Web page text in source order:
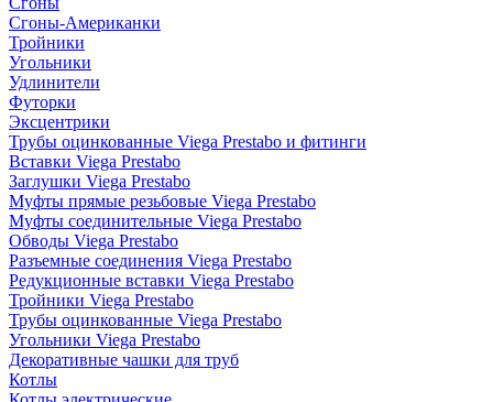
Сгоны-Американки
Тройники
Угольники
Удлинители
Футорки
Эксцентрики
Трубы оцинкованные Viega Prestabo и фитинги
Вставки Viega Prestabo
Заглушки Viega Prestabo
Муфты прямые резьбовые Viega Prestabo
Муфты соединительные Viega Prestabo
Обводы Viega Prestabo
Разъемные соединения Viega Prestabo
Редукционные вставки Viega Prestabo
Тройники Viega Prestabo
Трубы оцинкованные Viega Prestabo
Угольники Viega Prestabo
Декоративные чашки для труб
Котлы